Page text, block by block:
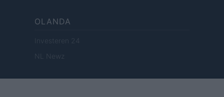
OLANDA
Investeren 24
NL Newz